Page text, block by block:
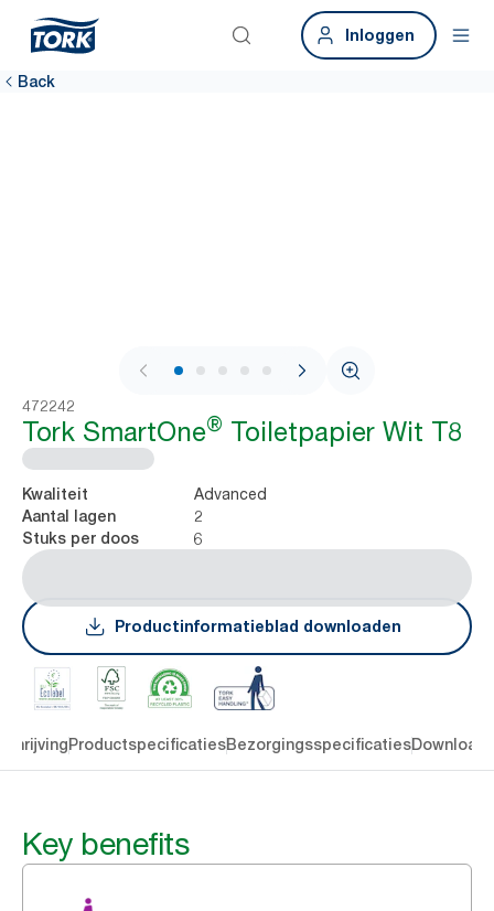
Inloggen
Back
1 / 8
472242
Tork SmartOne® Toiletpapier Wit T8
Kwaliteit Advanced
Aantal lagen 2
Stuks per doos 6
Productinformatieblad downloaden
ProductspecificatiesBezorgingsspecificaties
Key benefits